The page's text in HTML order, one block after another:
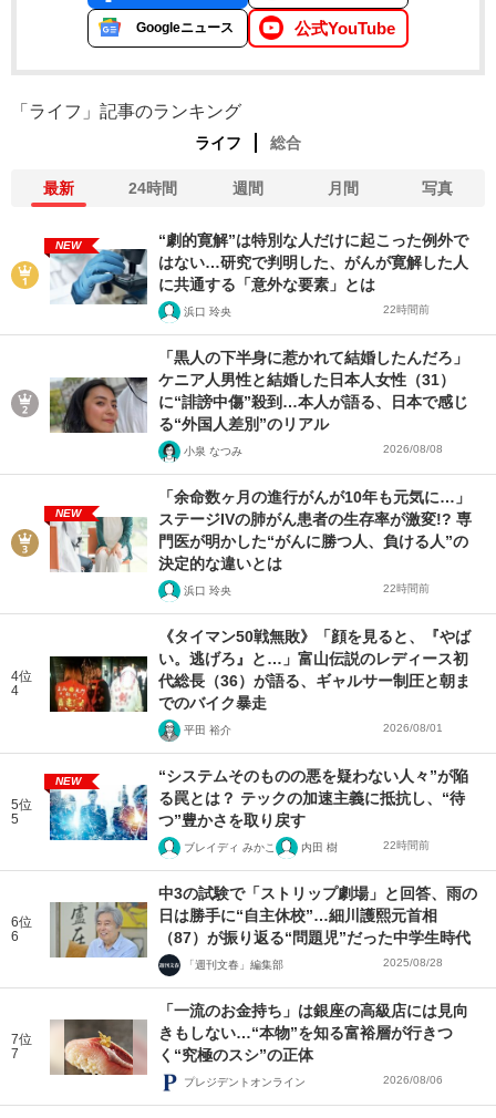
Googleニュース 公式YouTube
「ライフ」記事のランキング
ライフ 総合
最新 24時間 週間 月間 写真
NEW
“劇的寛解”は特別な人だけに起こった例外で
はない…研究で判明した、がんが寛解した人
に共通する「意外な要素」とは
浜口 玲央 22時間前
「黒人の下半身に惹かれて結婚したんだろ」
ケニア人男性と結婚した日本人女性（31）
に“誹謗中傷”殺到…本人が語る、日本で感じ
る“外国人差別”のリアル
小泉 なつみ 2026/08/08
NEW
「余命数ヶ月の進行がんが10年も元気に…」
ステージIVの肺がん患者の生存率が激変!? 専
門医が明かした“がんに勝つ人、負ける人”の
決定的な違いとは
浜口 玲央 22時間前
4位
4
《タイマン50戦無敗》「顔を見ると、『やば
い。逃げろ』と…」富山伝説のレディース初
代総長（36）が語る、ギャルサー制圧と朝ま
でのバイク暴走
平田 裕介 2026/08/01
5位
5
NEW
“システムそのものの悪を疑わない人々”が陥
る罠とは？ テックの加速主義に抵抗し、“待
つ”豊かさを取り戻す
ブレイディ みかこ 内田 樹 22時間前
6位
6
中3の試験で「ストリップ劇場」と回答、雨の
日は勝手に“自主休校”…細川護熙元首相
（87）が振り返る“問題児”だった中学生時代
「週刊文春」編集部 2025/08/28
7位
7
「一流のお金持ち」は銀座の高級店には見向
きもしない…“本物”を知る富裕層が行きつ
く“究極のスシ”の正体
プレジデントオンライン 2026/08/06